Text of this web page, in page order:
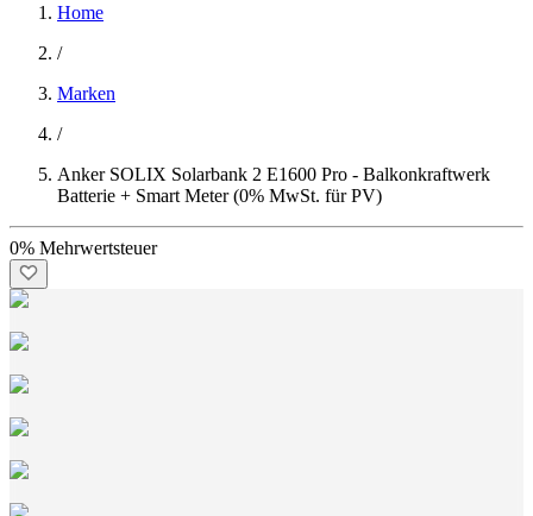
Home
/
Marken
/
Anker SOLIX Solarbank 2 E1600 Pro - Balkonkraftwerk
Batterie + Smart Meter (0% MwSt. für PV)
0% Mehrwertsteuer